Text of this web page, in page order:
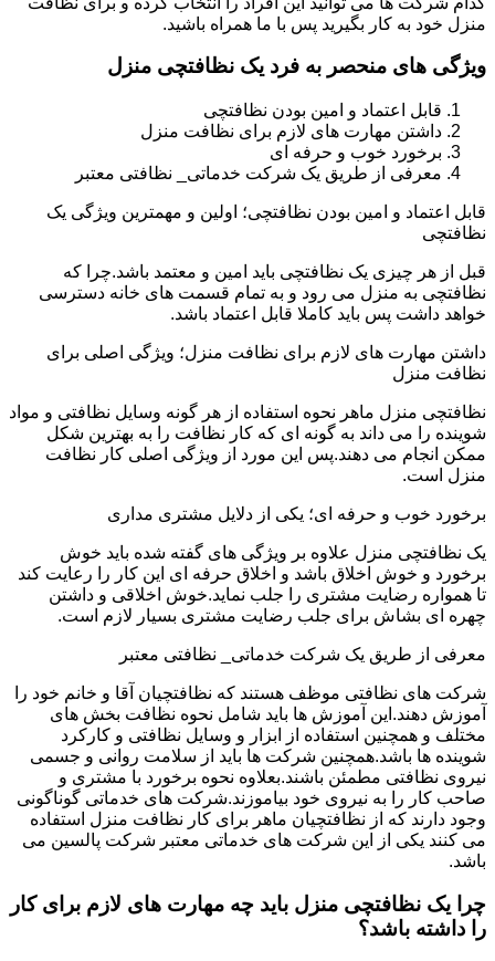
منزل خود به کار بگیرید پس با ما همراه باشید.
ویژگی های منحصر به فرد یک نظافتچی منزل
قابل اعتماد و امین بودن نظافتچی
داشتن مهارت های لازم برای نظافت منزل
برخورد خوب و حرفه ای
معرفی از طریق یک شرکت خدماتی_ نظافتی معتبر
قابل اعتماد و امین بودن نظافتچی؛ اولین و مهمترین ویژگی یک
نظافتچی
قبل از هر چیزی یک نظافتچی باید امین و معتمد باشد.چرا که
نظافتچی به منزل می رود و به تمام قسمت های خانه دسترسی
خواهد داشت پس باید کاملا قابل اعتماد باشد.
داشتن مهارت های لازم برای نظافت منزل؛ ویژگی اصلی برای
نظافت منزل
نظافتچی منزل ماهر نحوه استفاده از هر گونه وسایل نظافتی و مواد
شوینده را می داند به گونه ای که کار نظافت را به بهترین شکل
ممکن انجام می دهند.پس این مورد از ویژگی اصلی کار نظافت
منزل است.
برخورد خوب و حرفه ای؛ یکی از دلایل مشتری مداری
یک نظافتچی منزل علاوه بر ویژگی های گفته شده باید خوش
برخورد و خوش اخلاق باشد و اخلاق حرفه ای این کار را رعایت کند
تا همواره رضایت مشتری را جلب نماید.خوش اخلاقی و داشتن
چهره ای بشاش برای جلب رضایت مشتری بسیار لازم است.
معرفی از طریق یک شرکت خدماتی_ نظافتی معتبر
شرکت های نظافتی موظف هستند که نظافتچیان آقا و خانم خود را
آموزش دهند.این آموزش ها باید شامل نحوه نظافت بخش های
مختلف و همچنین استفاده از ابزار و وسایل نظافتی و کارکرد
شوینده ها باشد.همچنین شرکت ها باید از سلامت روانی و جسمی
نیروی نظافتی مطمئن باشند.بعلاوه نحوه برخورد با مشتری و
صاحب کار را به نیروی خود بیاموزند.شرکت های خدماتی گوناگونی
وجود دارند که از نظافتچیان ماهر برای کار نظافت منزل استفاده
می کنند یکی از این شرکت های خدماتی معتبر شرکت پالسین می
باشد.
چرا یک نظافتچی منزل باید چه مهارت های لازم برای کار
را داشته باشد؟